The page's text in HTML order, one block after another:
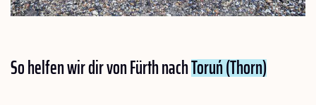
So helfen wir dir von Fürth nachToruń (Thorn)